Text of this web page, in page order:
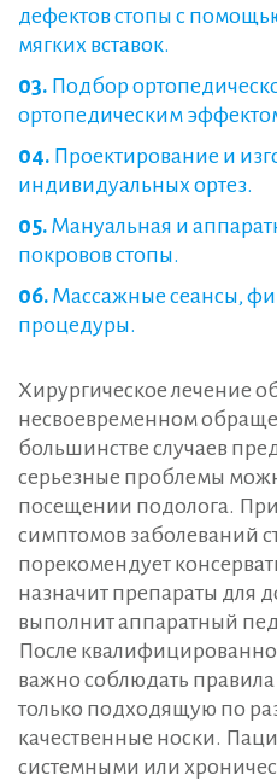
дефектов стопы с
мягких вставок.
Подбор
ортопедическим
Проектирование и
индивидуальных ортез.
Мануальная и
покровов стопы.
Массажные сеансы,
процедуры.
Хирургическое лечение
несвоевременном
большинстве случаев
серьезные проблемы
посещении подолога.
симптомов заболеваний
порекомендует
назначит препараты для
выполнит аппаратный
После
важно соблюдать
только подходящую по
качественные носки.
системными или